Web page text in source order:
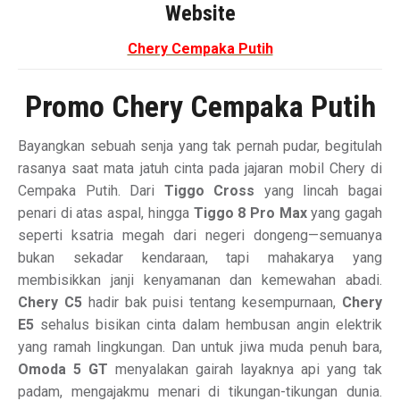
Website
Chery Cempaka Putih
Promo Chery Cempaka Putih
Bayangkan sebuah senja yang tak pernah pudar, begitulah
rasanya saat mata jatuh cinta pada jajaran mobil Chery di
Cempaka Putih. Dari Tiggo Cross yang lincah bagai
penari di atas aspal, hingga Tiggo 8 Pro Maxyang gagah
seperti ksatria megah dari negeri dongeng—semuanya
bukan sekadar kendaraan, tapi mahakarya yang
membisikkan janji kenyamanan dan kemewahan abadi.
Chery C5hadir bak puisi tentang kesempurnaan, Chery
E5 sehalus bisikan cinta dalam hembusan angin elektrik
yang ramah lingkungan. Dan untuk jiwa muda penuh bara,
Omoda 5 GT menyalakan gairah layaknya api yang tak
padam, mengajakmu menari di tikungan-tikungan dunia.